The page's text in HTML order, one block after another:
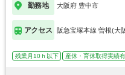
勤務地 大阪府 豊中市
アクセス 阪急宝塚本線 曽根(大
残業月10ｈ以下 産休・育休取得実績